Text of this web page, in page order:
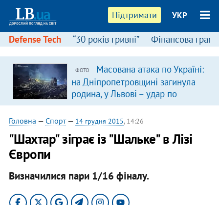
Підтримати УКР
Defense Tech “30 років гривні” Фінансова
ФОТО
Масована атака по Україні:
на Дніпропетровщині загинула
родина, у Львові – удар по
багатоповерхівках
(доповнюється)
Головна — Спорт— 14 грудня 2015, 14:26
"Шахтар" зіграє із "Шальке" в Лізі
Європи
Визначилися пари 1/16 фіналу.